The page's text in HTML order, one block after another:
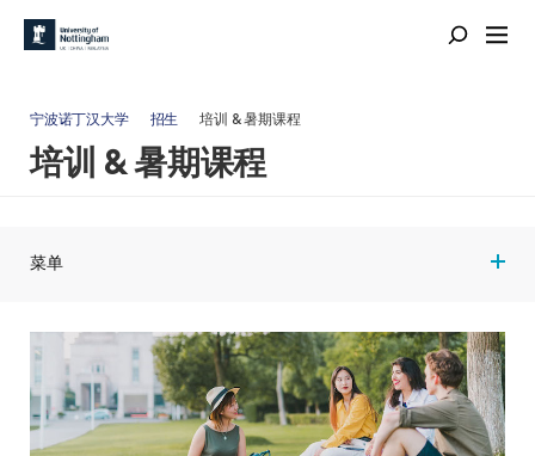
宁波诺丁汉大学 招生 培训 & 暑期课程
培训 & 暑期课程
菜单